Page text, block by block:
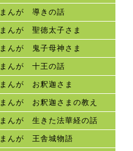
んが 導きの話
んが 聖徳太子さま
んが 鬼子母神さま
んが 十王の話
んが お釈迦さま
んが お釈迦さまの教え
んが 生きた法華経の話
んが 王舎城物語